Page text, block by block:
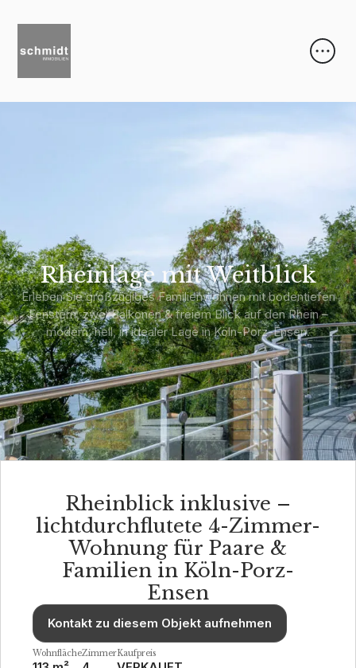
Rheinlage mit Weitblick
Erleben Sie großzügiges Familienwohnen mit bodentiefen
Fenstern, zwei Balkonen & freiem Blick auf den Rhein –
modern, hell, in idealer Lage in Köln-Porz-Ensen.
Rheinblick inklusive –
lichtdurchflutete 4-Zimmer-
Wohnung für Paare &
Familien in Köln-Porz-
Ensen
Kontakt zu diesem Objekt aufnehmen
WohnflächeZimmerKaufpreis